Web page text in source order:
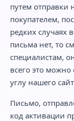
путем отправки
покупателем,
редких случаях
письма нет, то
специалистам,
всего это
углу нашего
Письмо,
код активации